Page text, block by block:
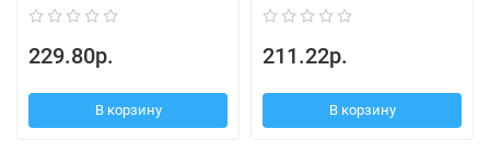
229.80р.
В корзину
211.22р.
В корзину